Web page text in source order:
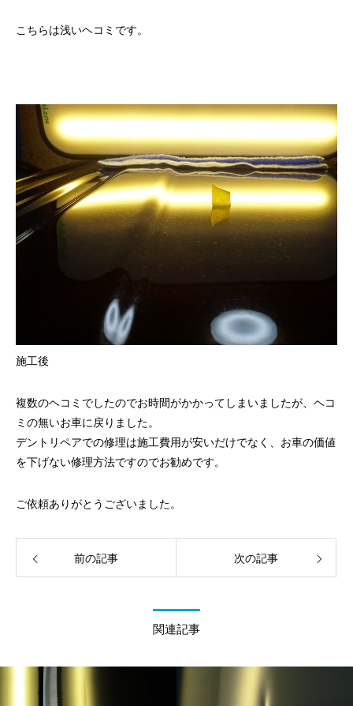
こちらは浅いヘコミです。
施工後
複数のヘコミでしたのでお時間がかかってしまいましたが、ヘコ
ミの無いお車に戻りました。
デントリペアでの修理は施工費用が安いだけでなく、お車の価値
を下げない修理方法ですのでお勧めです。
ご依頼ありがとうございました。
前の記事 次の記事
関連記事